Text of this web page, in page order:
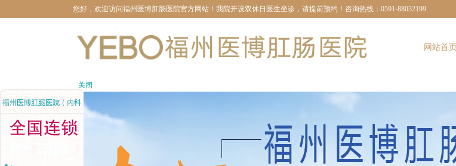
您好，欢迎访问福州医博肛肠医院官方网站！我院开设双休日医生坐诊，请提前预约！咨询热线：0591-88032199
网站首页
关闭